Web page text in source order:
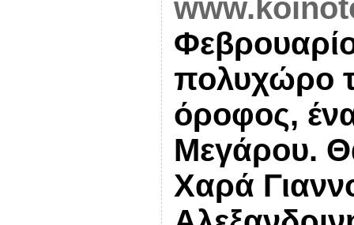
πολυχώρο
όροφος,
Μεγάρου.
Χαρά